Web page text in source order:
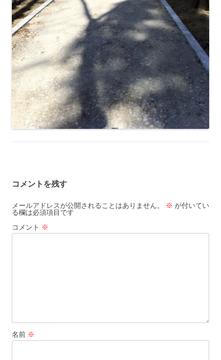
コメントを残す
メールアドレスが公開されることはありません。 ※ が付いてい
る欄は必須項目です
コメント ※
名前 ※